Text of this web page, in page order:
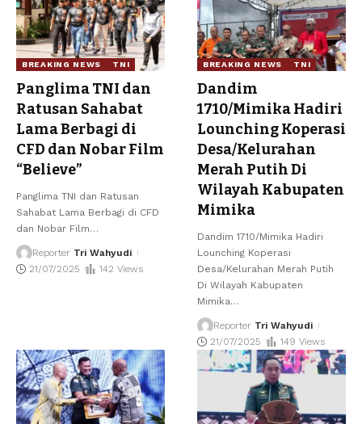
BREAKING NEWS TNI
Panglima TNI dan
Ratusan Sahabat
Lama Berbagi di
CFD dan Nobar Film
“Believe”
Panglima TNI dan Ratusan
Sahabat Lama Berbagi di CFD
dan Nobar Film…
Reporter Tri Wahyudi
21/07/2025
142 Views
BREAKING NEWS TNI
Dandim
1710/Mimika Hadiri
Lounching Koperasi
Desa/Kelurahan
Merah Putih Di
Wilayah Kabupaten
Mimika
Dandim 1710/Mimika Hadiri
Lounching Koperasi
Desa/Kelurahan Merah Putih
Di Wilayah Kabupaten
Mimika…
Reporter Tri Wahyudi
21/07/2025
149 Views